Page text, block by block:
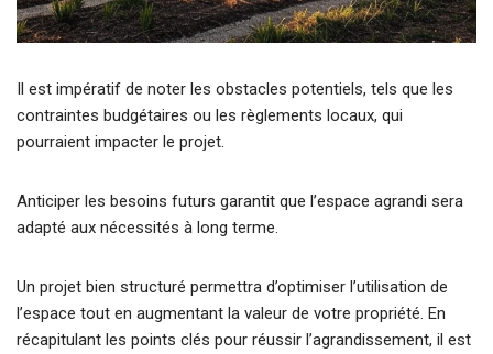
Il est impératif de noter les obstacles potentiels, tels que les
contraintes budgétaires ou les règlements locaux, qui
pourraient impacter le projet.
Anticiper les besoins futurs garantit que l’espace agrandi sera
adapté aux nécessités à long terme.
Un projet bien structuré permettra d’optimiser l’utilisation de
l’espace tout en augmentant la valeur de votre propriété. En
récapitulant les points clés pour réussir l’agrandissement, il est